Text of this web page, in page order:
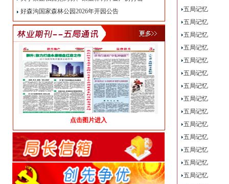
好森沟国家森林公园2026年开园公告
点击图片进入
五局记忆
五局记忆
五局记忆
五局记忆
五局记忆
五局记忆
五局记忆
五局记忆
五局记忆
五局记忆
五局记忆
五局记忆
五局记忆
五局记忆